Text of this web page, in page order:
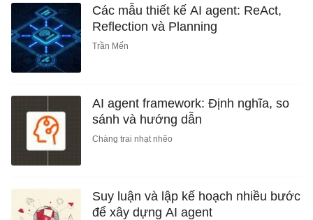
Các mẫu thiết kế AI agent: ReAct,
Reflection và Planning
Trần Mến
AI agent framework: Định nghĩa, so
sánh và hướng dẫn
Chàng trai nhạt nhẽo
Suy luận và lập kế hoạch nhiều bước
để xây dựng AI agent